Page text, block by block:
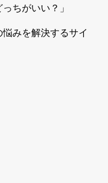
ちがいい？」
みを解決するサイ